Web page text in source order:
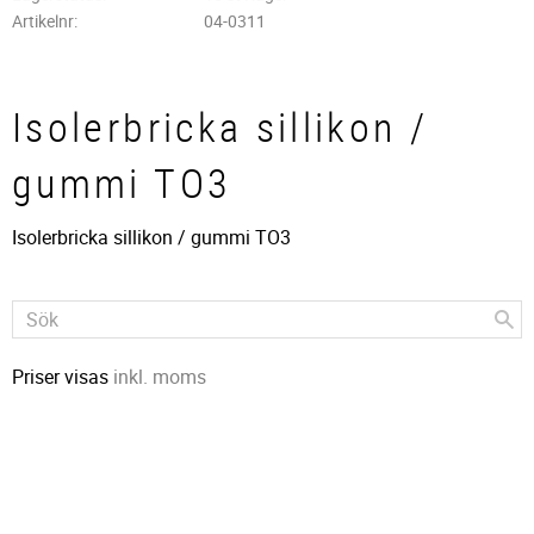
Artikelnr
04-0311
Isolerbricka sillikon /
gummi TO3
Isolerbricka sillikon / gummi TO3
Priser visas inkl. moms